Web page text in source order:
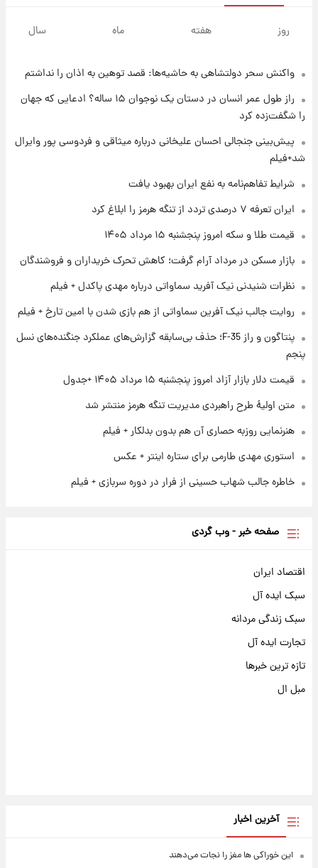
قیمت سکه و طلا فردا
۱ روز پیش
۱ روز پیش
۱ روز پیش
۱ روز پیش
سود مشارکت چند درصد است؟
روز هفته ماه سال
واکنش سحر دولتشاهی به حاشیه‌ها: قصد توهین به اذان را نداشتم
راز طول عمر انسان در دستان یک نوجوان ۱۵ ساله؟ ادعایی که جهان
را شگفت‌زده کرد
پیش‌بینی جنجالی احسان علیخانی درباره میثاقی و فردوسی پور وایرال
شد+فیلم
شرایط تفاهم‌نامه به نفع ایران بهبود یافت
ایران تعرفه ۷ درصدی تردد از تنگه هرمز را ابلاغ کرد
قیمت طلا و سکه امروز پنجشنبه ۱۵ مرداد ۱۴۰۵
بازار مسکن در مرداد آرام گرفت؛ کاهش تحرک خریداران و فروشندگان
نظرات شنیدنی نیک آفرید سماواتی درباره مهدی پاکدل + فیلم
روایت جالب نیک آفرین سماواتی از هم بازی شدن با امین تارخ + فیلم
پنتاگون و راز F-35؛ حذف بی‌سابقه گزارش‌های عملکرد جنگنده‌های نسل
پنجم
قیمت دلار بازار آزاد امروز پنجشنبه ۱۵ مرداد ۱۴۰۵ +جدول
متن اولیۀ طرح راهبردی مدیریت تنگه هرمز منتشر شد
هنرنمایی روزبه حصاری آن هم بدون بدلکار + فیلم
استوری مهدی طارمی برای ستاره اینتر + عکس
خاطره جالب شهاب حسینی از فرار در دوره سربازی + فیلم
صفحه خبر - وب گردی
اقتصاد ایران
سبک ایده آل
سبک زندگی مردانه
تجارت ایده آل
تازه ترین خبرها
مبل ال
آخرین اخبار
این خوراکی ها مغز را نجات می‌دهند